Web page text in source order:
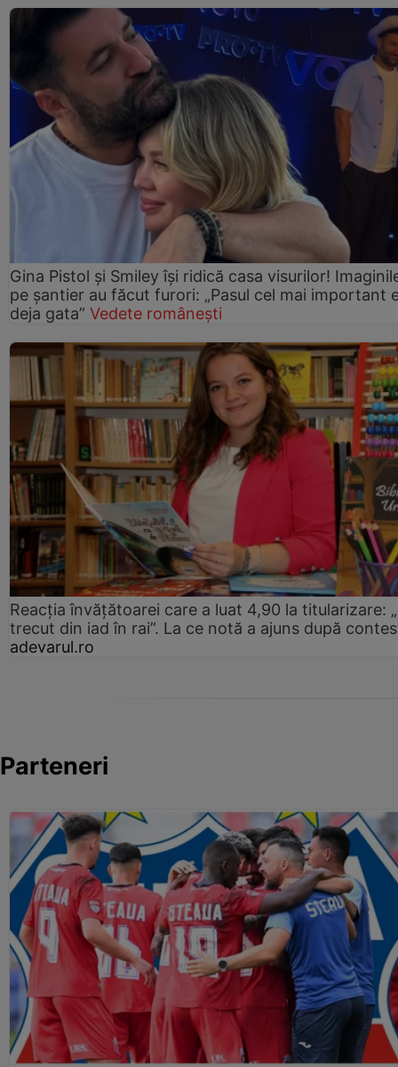
Gina Pistol și Smiley își ridică casa visurilor!
pe șantier au făcut furori: „Pasul cel mai important
deja gata” Vedete românești
Reacția învățătoarei care a luat 4,90 la titularizare:
trecut din iad în rai”. La ce notă a ajuns după
adevarul.ro
Parteneri